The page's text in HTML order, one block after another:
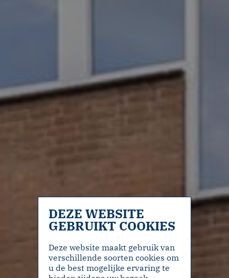
DEZE WEBSITE
GEBRUIKT COOKIES
Deze website maakt gebruik van
verschillende soorten cookies om
u de best mogelijke ervaring te